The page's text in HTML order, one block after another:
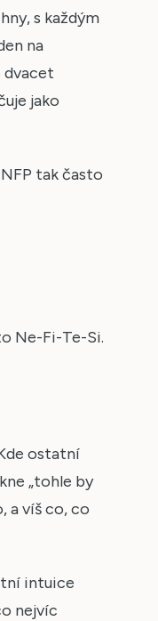
s každým
na
dvacet
jako
tak často
Ne-Fi-Te-Si.
ostatní
„tohle by
a víš co, co
intuice
nejvíc